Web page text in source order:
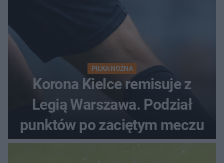
PIŁKA NOŻNA
Korona Kielce remisuje z
Legią Warszawa. Podział
punktów po zaciętym meczu